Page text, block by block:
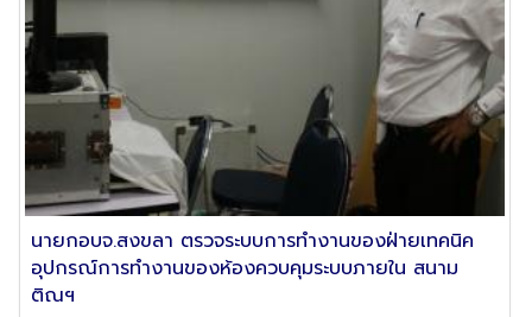
นายกอบจ.สงขลา ตรวจระบบการทำงานของฝ่ายเทคนิค
อุปกรณ์การทำงานของห้องควบคุมระบบภายใน สนาม
ติณฯ